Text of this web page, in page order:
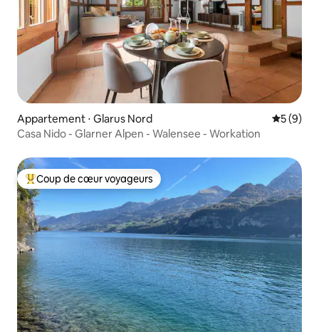
Appartement ⋅ Glarus Nord
5 (9)
Casa Nido - Glarner Alpen - Walensee - Workation
Coups de cœur voyageurs les plus appréciés
Coup de cœur voyageurs